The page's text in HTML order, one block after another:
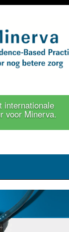
internationale
voor Minerva.